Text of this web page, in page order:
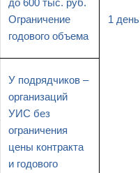
Ограничение
годового объема
1 день
У подрядчиков –
организаций
УИС без
ограничения
цены контракта
и годового